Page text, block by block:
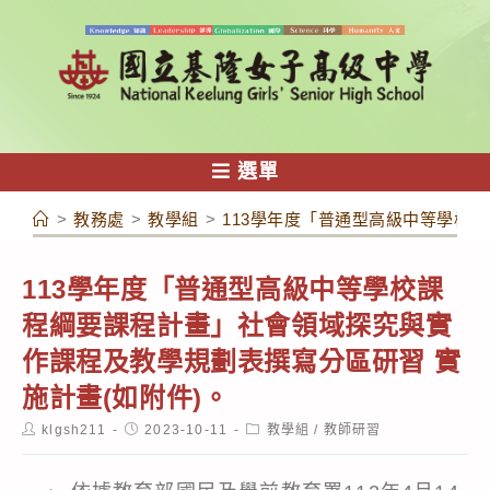
容
選單
> 教務處 > 教學組 > 113學年度「普通型高級中等學校
113學年度「普通型高級中等學校課
程綱要課程計畫」社會領域探究與實
作課程及教學規劃表撰寫分區研習 實
施計畫(如附件)。
Postklgsh211
Post2023-10-11
Post教學組 / 教師研習